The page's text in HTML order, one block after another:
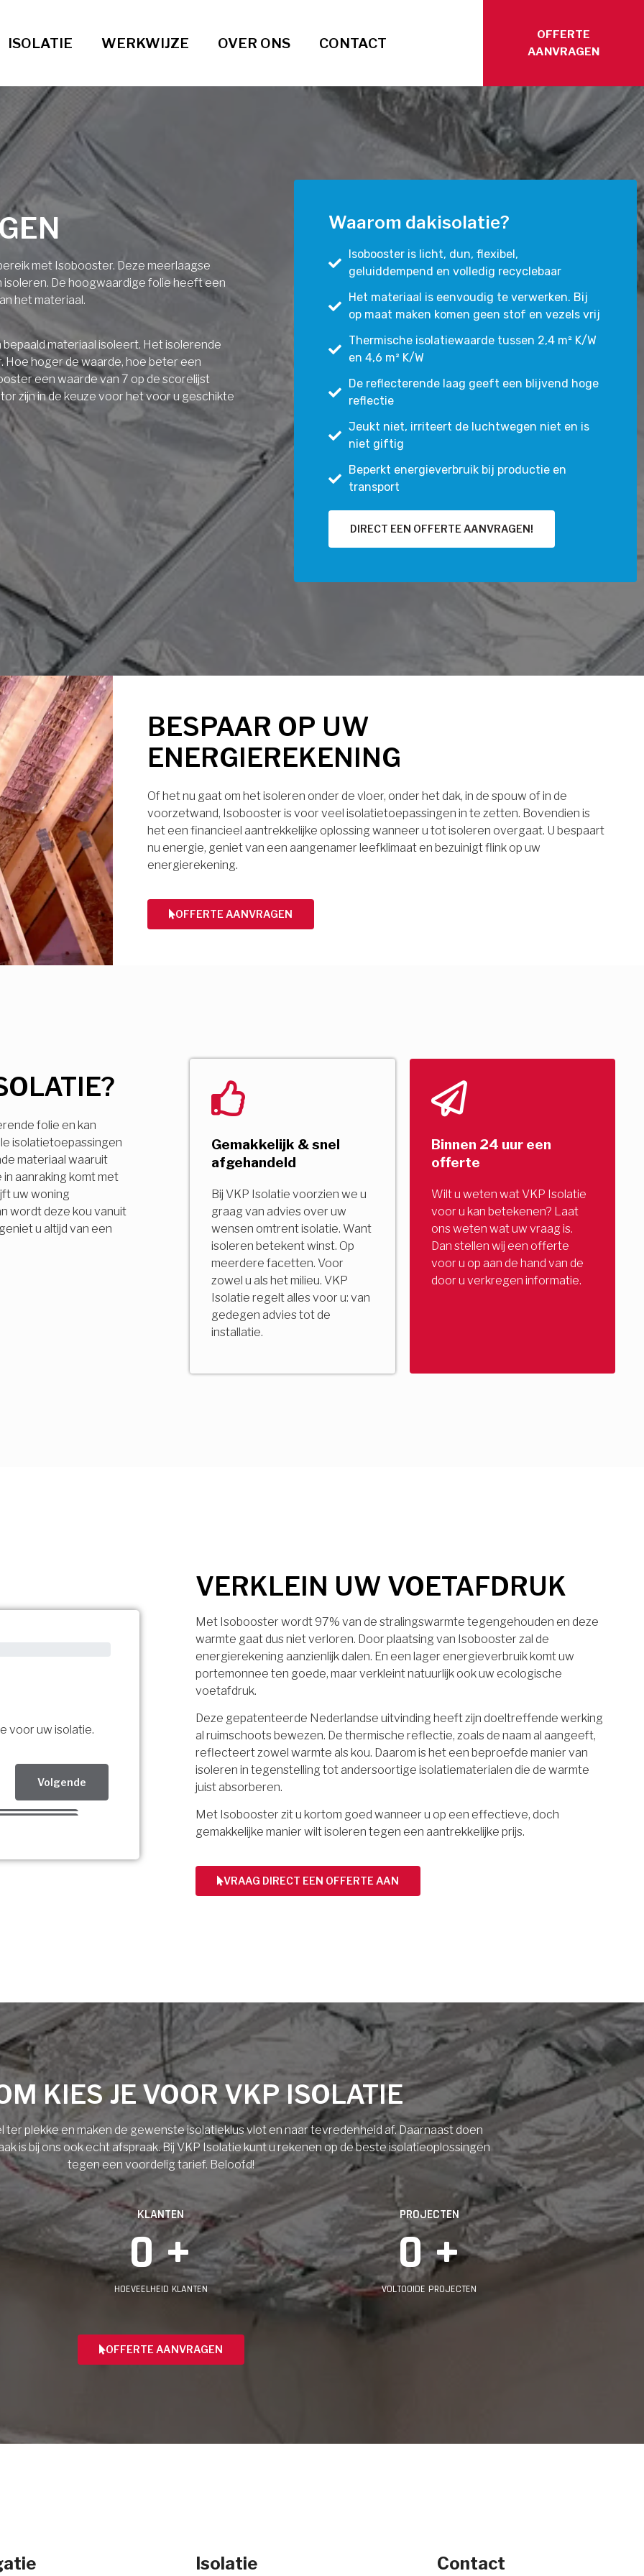
ISOLATIE WERKWIJZE OVER ONS CONTACT
OFFERTE
AANVRAGEN
met Isobooster. Deze meerlaagse
De hoogwaardige folie heeft een
het materiaal.
materiaal isoleert. Het isolerende
hoger de waarde, hoe beter een
een waarde van 7 op de scorelijst
zijn in de keuze voor het voor u geschikte
Waarom dakisolatie?
Isobooster is licht, dun, flexibel,
geluiddempend en volledig recyclebaar
Het materiaal is eenvoudig te verwerken. Bij
op maat maken komen geen stof en vezels vrij
Thermische isolatiewaarde tussen 2,4 m² K/W
en 4,6 m² K/W
De reflecterende laag geeft een blijvend hoge
reflectie
Jeukt niet, irriteert de luchtwegen niet en is
niet giftig
Beperkt energieverbruik bij productie en
transport
DIRECT EEN OFFERTE AANVRAGEN!
BESPAAR OP UW
ENERGIEREKENING
Of het nu gaat om het isoleren onder de vloer, onder het dak, in de spouw of in de
voorzetwand, Isobooster is voor veel isolatietoepassingen in te zetten. Bovendien is
het een financieel aantrekkelijke oplossing wanneer u tot isoleren overgaat. U bespaart
nu energie, geniet van een aangenamer leefklimaat en bezuinigt flink op uw
energierekening.
OFFERTE AANVRAGEN
folie en kan
isolatietoepassingen
materiaal waaruit
aanraking komt met
uw woning
wordt deze kou vanuit
u altijd van een
Gemakkelijk & snel
afgehandeld
Bij VKP Isolatie voorzien we u
graag van advies over uw
wensen omtrent isolatie. Want
isoleren betekent winst. Op
meerdere facetten. Voor
zowel u als het milieu. VKP
Isolatie regelt alles voor u: van
gedegen advies tot de
installatie.
Binnen 24 uur een
offerte
Wilt u weten wat VKP Isolatie
voor u kan betekenen? Laat
ons weten wat uw vraag is.
Dan stellen wij een offerte
voor u op aan de hand van de
door u verkregen informatie.
voor uw isolatie.
Volgende
VERKLEIN UW VOETAFDRUK
Met Isobooster wordt 97% van de stralingswarmte tegengehouden en deze
warmte gaat dus niet verloren. Door plaatsing van Isobooster zal de
energierekening aanzienlijk dalen. En een lager energieverbruik komt uw
portemonnee ten goede, maar verkleint natuurlijk ook uw ecologische
voetafdruk.
Deze gepatenteerde Nederlandse uitvinding heeft zijn doeltreffende werking
al ruimschoots bewezen. De thermische reflectie, zoals de naam al aangeeft,
reflecteert zowel warmte als kou. Daarom is het een beproefde manier van
isoleren in tegenstelling tot andersoortige isolatiematerialen die de warmte
juist absorberen.
Met Isobooster zit u kortom goed wanneer u op een effectieve, doch
gemakkelijke manier wilt isoleren tegen een aantrekkelijke prijs.
VRAAG DIRECT EEN OFFERTE AAN
KIES JE VOOR VKP ISOLATIE
ter plekke en maken de gewenste isolatieklus vlot en naar tevredenheid af. Daarnaast doen
is bij ons ook echt afspraak. Bij VKP Isolatie kunt u rekenen op de beste isolatieoplossingen
tegen een voordelig tarief. Beloofd!
KLANTEN
0 +
HOEVEELHEID KLANTEN
PROJECTEN
0 +
VOLTOOIDE PROJECTEN
OFFERTE AANVRAGEN
Isolatie Contact